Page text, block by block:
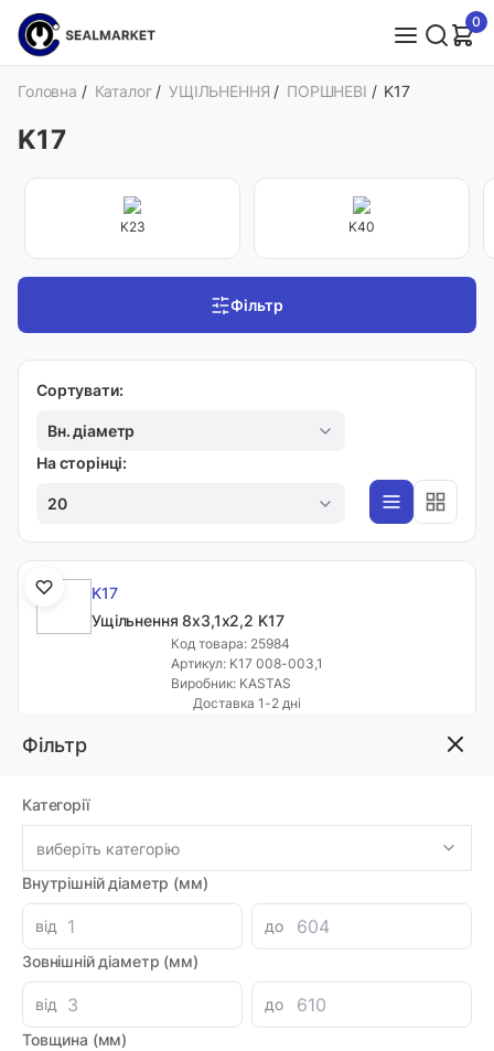
0
Фільтр
Категорії
виберіть категорію
Внутрішній діаметр (мм)
від
до
Зовнішній діаметр (мм)
від
до
Товщина (мм)
Головна / Каталог /УЩІЛЬНЕННЯ / ПОРШНЕВІ / K17
K17
K23 K40
Фільтр
Сортувати:
Вн. діаметр
На сторінці:
20
K17
Ущільнення 8х3,1х2,2 K17
Код товара: 25984
Артикул: K17 008-003,1
Виробник: KASTAS
Доставка 1-2 дні
112.14 грн
Ущільнення 9х4,1х2,2 K17
Код товара: 73473
Артикул: 48005239
Виробник: KASTAS
Доставка 1-2 дні
209.90 грн